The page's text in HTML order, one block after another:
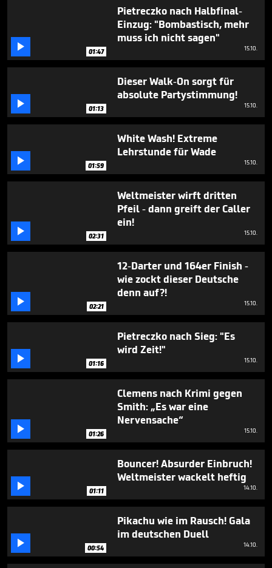
seconds
 01:47
Pietreczko nach Halbfinal-
Einzug: "Bombastisch, mehr
muss ich nicht sagen"
15.10.
 01:13
Dieser Walk-On sorgt für
absolute Partystimmung!
15.10.
 01:59
White Wash! Extreme
Lehrstunde für Wade
15.10.
 02:31
Weltmeister wirft dritten
Pfeil - dann greift der Caller
ein!
15.10.
 02:21
12-Darter und 164er Finish -
wie zockt dieser Deutsche
denn auf?!
15.10.
 01:16
Pietreczko nach Sieg: "Es
wird Zeit!"
15.10.
 01:26
Clemens nach Krimi gegen
Smith: „Es war eine
Nervensache“
15.10.
 01:11
Bouncer! Absurder Einbruch!
Weltmeister wackelt heftig
14.10.
 00:54
Pikachu wie im Rausch! Gala
im deutschen Duell
14.10.